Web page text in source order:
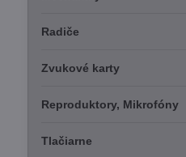
Radiče
Zvukové karty
Reproduktory, Mikrofóny
Tlačiarne